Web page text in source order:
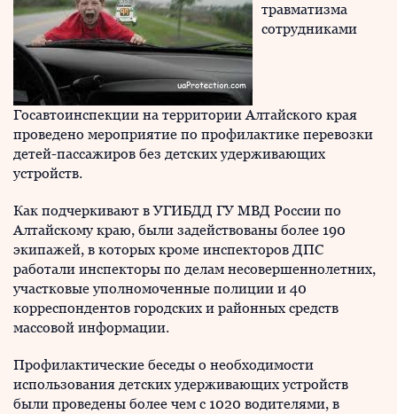
травматизма
сотрудниками
Госавтоинспекции на территории Алтайского края
проведено мероприятие по профилактике перевозки
детей-пассажиров без детских удерживающих
устройств.
Как подчеркивают в УГИБДД ГУ МВД России по
Алтайскому краю, были задействованы более 190
экипажей, в которых кроме инспекторов ДПС
работали инспекторы по делам несовершеннолетних,
участковые уполномоченные полиции и 40
корреспондентов городских и районных средств
массовой информации.
Профилактические беседы о необходимости
использования детских удерживающих устройств
были проведены более чем с 1020 водителями, в